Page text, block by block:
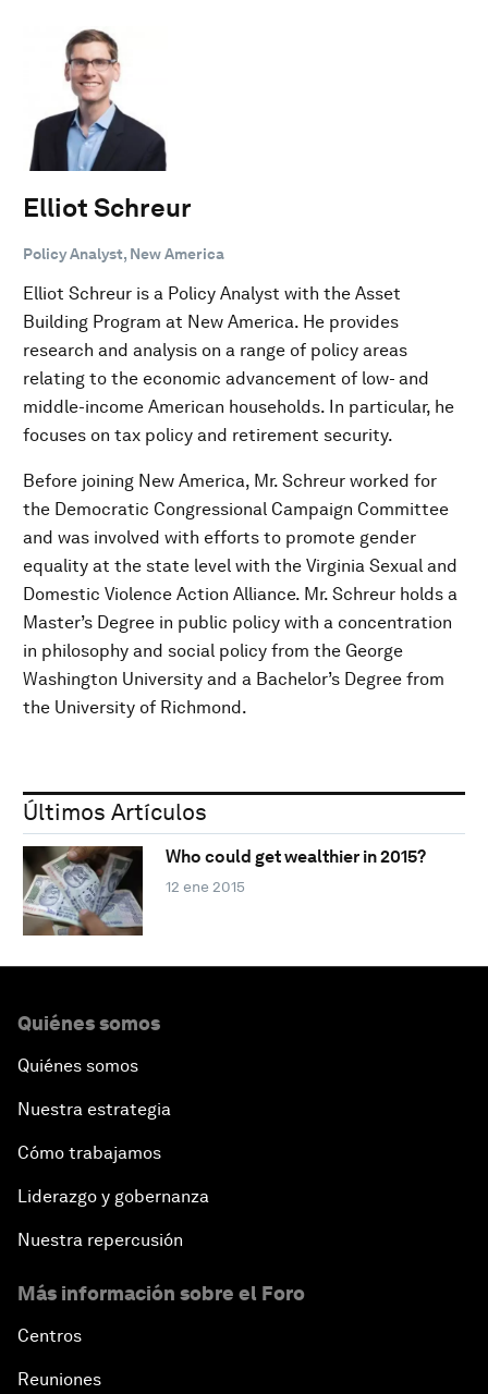
Elliot Schreur
Policy Analyst, New America
Elliot Schreur is a Policy Analyst with the Asset
Building Program at New America. He provides
research and analysis on a range of policy areas
relating to the economic advancement of low- and
middle-income American households. In particular, he
focuses on tax policy and retirement security.
Before joining New America, Mr. Schreur worked for
the Democratic Congressional Campaign Committee
and was involved with efforts to promote gender
equality at the state level with the Virginia Sexual and
Domestic Violence Action Alliance. Mr. Schreur holds a
Master’s Degree in public policy with a concentration
in philosophy and social policy from the George
Washington University and a Bachelor’s Degree from
the University of Richmond.
Últimos Artículos
Who could get wealthier in 2015?
12 ene 2015
Quiénes somos
Quiénes somos
Nuestra estrategia
Cómo trabajamos
Liderazgo y gobernanza
Nuestra repercusión
Más información sobre el Foro
Centros
Reuniones